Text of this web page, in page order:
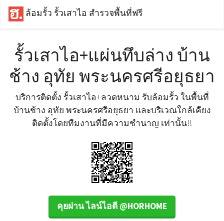
ล้อมรั้ว รั้วเสาไอ สำรวจพื้นที่ฟรี
รั้วเสาไอ+แผ่นทึบล่าง บ้าน
ช้าง อุทัย พระนครศรีอยุธยา
บริการติดตั้ง รั้วเสาไอ+ลวดหนาม รับล้อมรั้ว ในพื้นที่
บ้านช้าง อุทัย พระนครศรีอยุธยา และบริเวณใกล้เคียง
ติดตั้งโดยทีมงานที่มีความชำนาญ เท่านั้น!!
คุยผ่าน ไลน์ไอดี @HORHOME